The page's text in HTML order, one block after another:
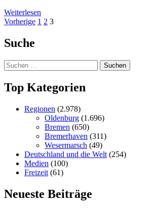
Weiterlesen
Seitennummerierung
der
Beiträge
Vorherige 1 2 3
Suche
Suchen
nach:
Top Kategorien
Regionen (2.978)
Oldenburg (1.696)
Bremen (650)
Bremerhaven (311)
Wesermarsch (49)
Deutschland und die Welt (254)
Medien (100)
Freizeit (61)
Neueste Beiträge